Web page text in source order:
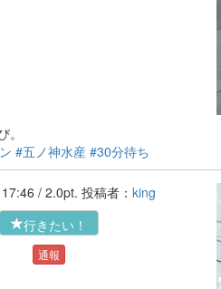
#五ノ神水産 #30分待ち
'16-07-14 17:46 / 2.0pt. 投稿者： king
行きたい！
通報